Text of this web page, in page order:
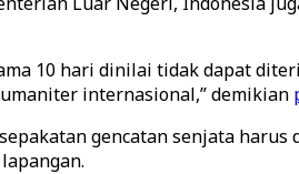
10 hari dinilai tidak dapat
internasional,” demikian
gencatan senjata